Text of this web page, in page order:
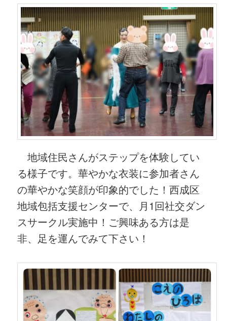
地域住民さんがステップを体験してい
る様子です。華やかな衣装に参加者さん
の華やかな笑顔が印象的でした！西成区
地域包括支援センターで、月1回社交ダン
スサークル実施中！ご興味ある方は是
非、足を運んでみて下さい！